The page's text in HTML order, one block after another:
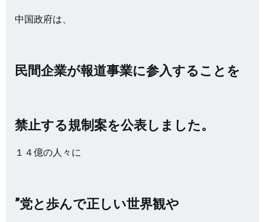
中国政府は、
民間企業が報道事業に参入することを
禁止する規制案を公表しました。
１４億の人々に
”党と歩んで正しい世界観や